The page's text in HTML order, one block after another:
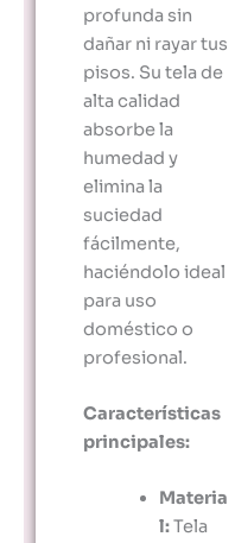
profunda sin
dañar ni rayar tus
pisos. Su tela de
alta calidad
absorbe la
humedad y
elimina la
suciedad
fácilmente,
haciéndolo ideal
para uso
doméstico o
profesional.
Características
principales:
Materia
l:Tela